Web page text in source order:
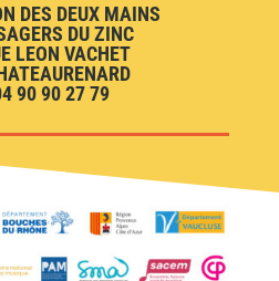
DES DEUX MAINS
DU ZINC
LEON VACHET
90 90 27 79